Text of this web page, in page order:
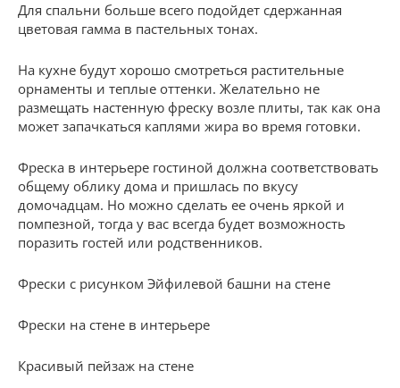
Для спальни больше всего подойдет сдержанная
цветовая гамма в пастельных тонах.
На кухне будут хорошо смотреться растительные
орнаменты и теплые оттенки. Желательно не
размещать настенную фреску возле плиты, так как она
может запачкаться каплями жира во время готовки.
Фреска в интерьере гостиной должна соответствовать
общему облику дома и пришлась по вкусу
домочадцам. Но можно сделать ее очень яркой и
помпезной, тогда у вас всегда будет возможность
поразить гостей или родственников.
Фрески с рисунком Эйфилевой башни на стене
Фрески на стене в интерьере
Красивый пейзаж на стене